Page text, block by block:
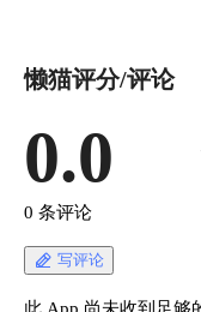
懒猫评分/评论
0.0
0 条评论
写评论